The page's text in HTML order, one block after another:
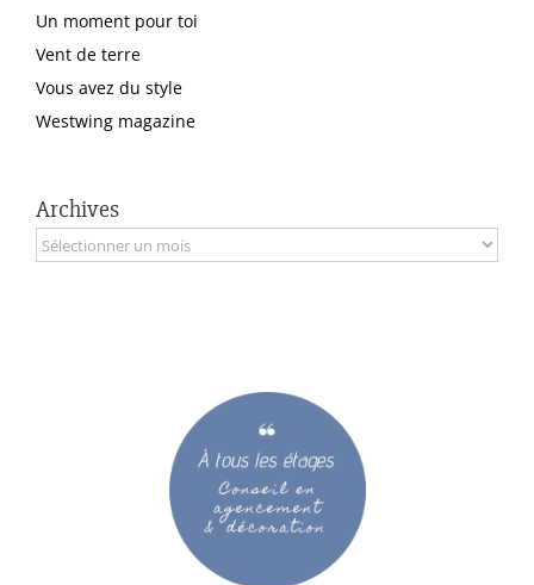
Un moment pour toi
Vent de terre
Vous avez du style
Westwing magazine
Archives
Archives